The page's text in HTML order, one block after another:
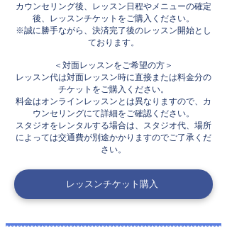
カウンセリング後、レッスン日程やメニューの確定
後、レッスンチケットをご購入ください。​
※誠に勝手ながら​、決済完了後のレッスン開始とし
ております。
＜対面レッスンをご希望の方＞
レッスン代は対面レッスン時に直接または料金分の
チケットをご購入ください。
料金はオンラインレッスンとは異なりますので、カ
ウンセリングにて詳細をご確認ください。
​スタジオをレンタルする場合は、スタジオ代、場所
によっては交通費が別途かかりますのでご了承くだ
さい。
レッスンチケット購入